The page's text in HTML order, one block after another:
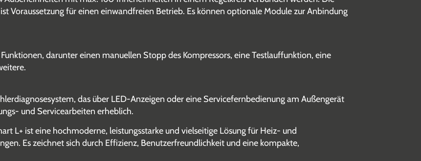
Voraussetzung für einen einwandfreien Betrieb. Es können optionale Module zur Anbindung
darunter einen manuellen Stopp des Kompressors, eine Testlauffunktion, eine
das über LED-Anzeigen oder eine Servicefernbedienung am Außengerät
und Servicearbeiten erheblich.
L+ ist eine hochmoderne, leistungsstarke und vielseitige Lösung für Heiz- und
Es zeichnet sich durch Effizienz, Benutzerfreundlichkeit und eine kompakte,